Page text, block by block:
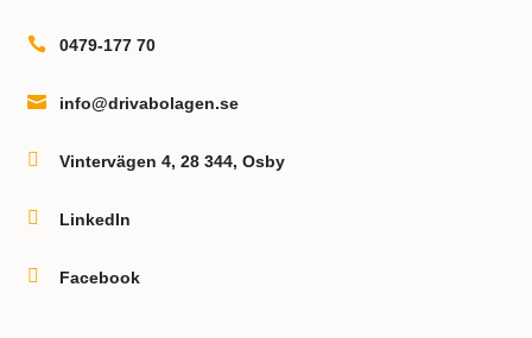
 0479-177 70
 info@drivabolagen.se
 Vintervägen 4, 28 344, Osby
 LinkedIn
 Facebook